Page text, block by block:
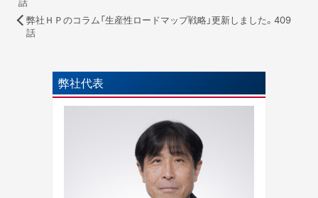
弊社ＨＰのコラム「生産性ロードマップ戦略」更新しました。409
話
弊社代表